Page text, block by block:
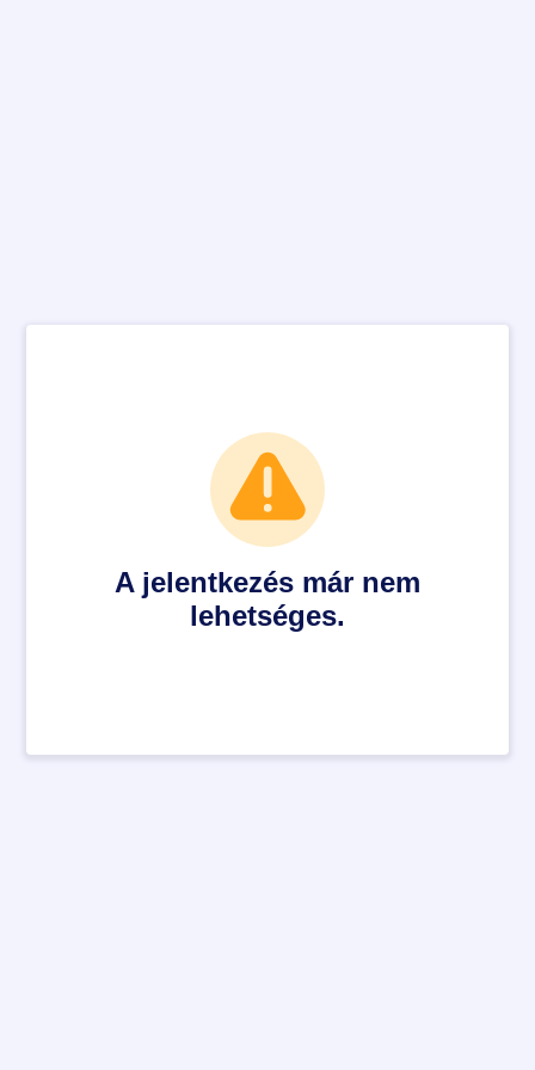
A jelentkezés már nem
lehetséges.